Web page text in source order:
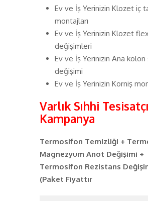
Ev ve İş Yerinizin Klozet iç
montajları
Ev ve İş Yerinizin Klozet
değişimleri
Ev ve İş Yerinizin Ana kolon
değişimi
Ev ve İş Yerinizin Korniş
Varlık Sıhhi Tesisatçı
Kampanya
Termosifon Temizliği +
Magnezyum Anot Değişimi +
Termosifon Rezistans
(Paket Fiyattır